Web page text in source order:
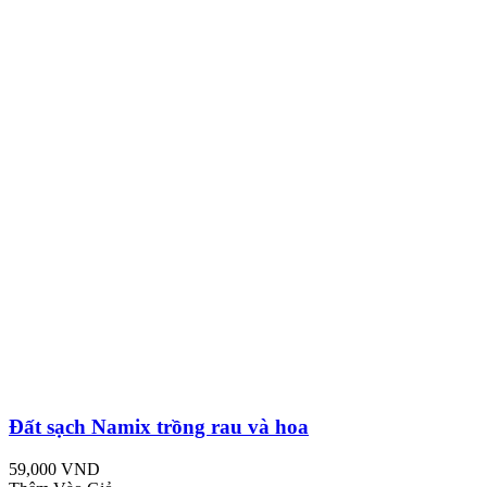
Đất sạch Namix trồng rau và hoa
59,000 VND